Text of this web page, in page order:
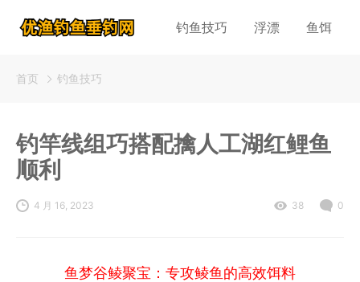
钓鱼技巧 浮漂 鱼饵
首页 钓鱼技巧
钓竿线组巧搭配擒人工湖红鲤鱼
顺利
4 月 16, 2023 38 0
鱼梦谷鲮聚宝：专攻鲮鱼的高效饵料